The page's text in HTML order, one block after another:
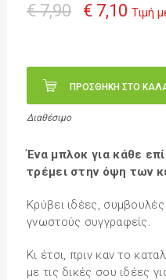
€ 7,90 € 7,10 Τιμή
ΠΡΟΣΘΗΚΗ ΣΤΟ
Διαθέσιμο
Ένα μπλοκ για κάθε
τρέμει στην όψη των
Κρύβει ιδέες,
γνωστούς συγγραφείς.
Κι έτσι, πριν καν το
με τις δικές σου ιδέες